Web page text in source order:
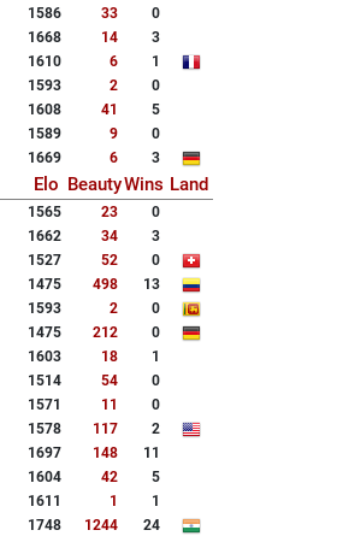
1586 33
0
1668 14
3
1610 6
1
1593 2
0
1608 41
5
1589 9
0
1669 6 3
Elo BeautyWins Land
1565 23
0
1662 34
3
1527 52
0
1475 498
13
1593 2
0
1475 212
0
1603 18
1
1514 54
0
1571 11
0
1578 117
2
1697 148
11
1604 42
5
1611 1
1
1748 1244
24